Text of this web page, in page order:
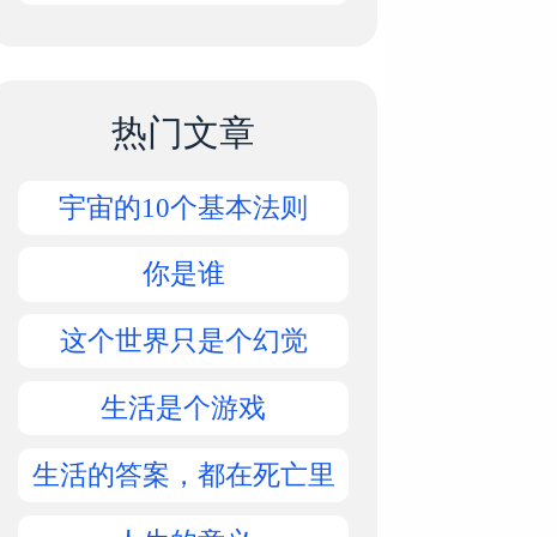
热门文章
宇宙的10个基本法则
你是谁
这个世界只是个幻觉
生活是个游戏
生活的答案，都在死亡里